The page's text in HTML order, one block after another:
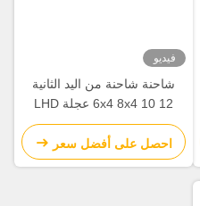
فيديو
شاحنة شاحنة من اليد الثانية
6x4 8x4 10 12 عجلة LHD
RHD HOWO NX شاحنة شاحنة
مستعملة مع محرك WEICHAI
احصل على أفضل سعر